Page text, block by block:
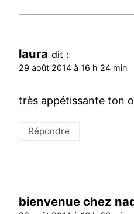
laura dit :
29 août 2014 à 16 h 24 min
très appétissante ton
Répondre
bienvenue chez